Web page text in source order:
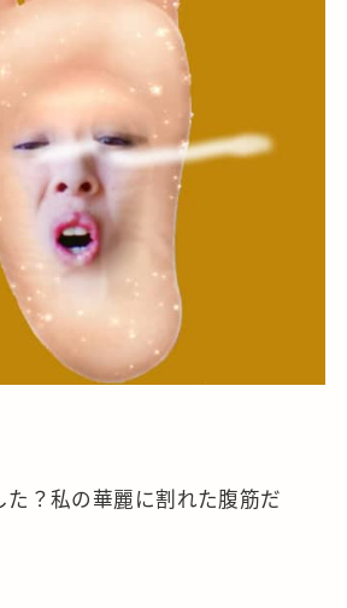
た？私の華麗に割れた腹筋だ